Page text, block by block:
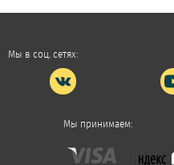
Мы в соц. сетях:
Мы принимаем: